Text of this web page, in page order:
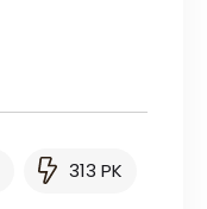
313 PK